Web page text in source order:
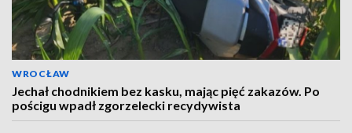
WROCŁAW
Jechał chodnikiem bez kasku, mając pięć zakazów. Po
pościgu wpadł zgorzelecki recydywista